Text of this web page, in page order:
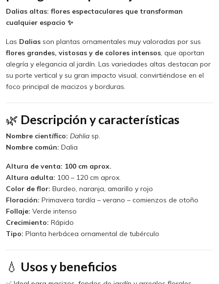
Dalias altas: flores espectaculares que transforman
cualquier espacio ✨
Las Daliasson plantas ornamentales muy valoradas por sus
flores grandes, vistosas y de colores intensos, que aportan
alegría y elegancia al jardín. Las variedades altas destacan por
su porte vertical y su gran impacto visual, convirtiéndose en el
foco principal de macizos y borduras.
🌿 Descripción y características
Nombre científico: Dahliasp.
Nombre común: Dalia
Altura de venta: 100 cm aprox.
Altura adulta: 100 – 120 cm aprox.
Color de flor: Burdeo, naranja, amarillo y rojo
Floración: Primavera tardía – verano – comienzos de otoño
Follaje: Verde intenso
Crecimiento: Rápido
Tipo: Planta herbácea ornamental de tubérculo
💧 Usos y beneficios